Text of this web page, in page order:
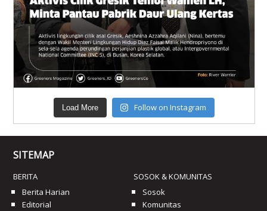
Load More Follow on Instagram
SITEMAP
BERITA
Berita Harian
Editorial
SOSOK & KOMUNITAS
Sosok
Komunitas